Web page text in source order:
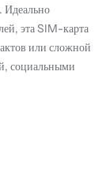
Идеально
эта SIM-карта
или сложной
социальными